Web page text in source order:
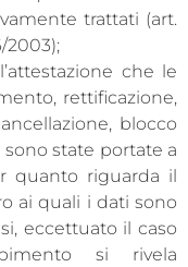
trattati (art.
2003);
che le
rettificazione,
blocco
state portate a
quanto riguarda il
ai quali i dati sono
eccettuato il caso
si rivela